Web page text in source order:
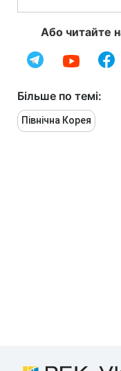
Або читайте
Більше по темі:
Північна Корея